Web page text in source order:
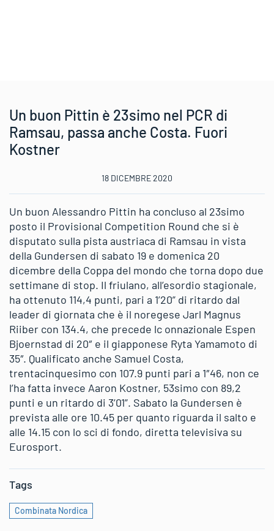
Un buon Pittin è 23simo nel PCR di
Ramsau, passa anche Costa. Fuori
Kostner
18 DICEMBRE 2020
Un buon Alessandro Pittin ha concluso al 23simo
posto il Provisional Competition Round che si è
disputato sulla pista austriaca di Ramsau in vista
della Gundersen di sabato 19 e domenica 20
dicembre della Coppa del mondo che torna dopo due
settimane di stop. Il friulano, all’esordio stagionale,
ha ottenuto 114,4 punti, pari a 1’20” di ritardo dal
leader di giornata che è il noregese Jarl Magnus
Riiber con 134.4, che precede lc onnazionale Espen
Bjoernstad di 20″ e il giapponese Ryta Yamamoto di
35″. Qualificato anche Samuel Costa,
trentacinquesimo con 107.9 punti pari a 1″46, non ce
l’ha fatta invece Aaron Kostner, 53simo con 89,2
punti e un ritardo di 3’01”. Sabato la Gundersen è
prevista alle ore 10.45 per quanto riguarda il salto e
alle 14.15 con lo sci di fondo, diretta televisiva su
Eurosport.
Tags
Combinata Nordica